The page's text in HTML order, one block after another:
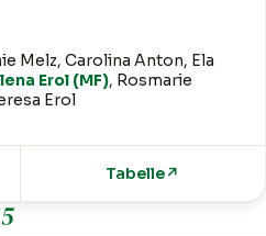
Melz, Carolina Anton, Ela
Erol (MF), Rosmarie
Erol
Tabelle↗